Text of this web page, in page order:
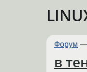
Форум —
в